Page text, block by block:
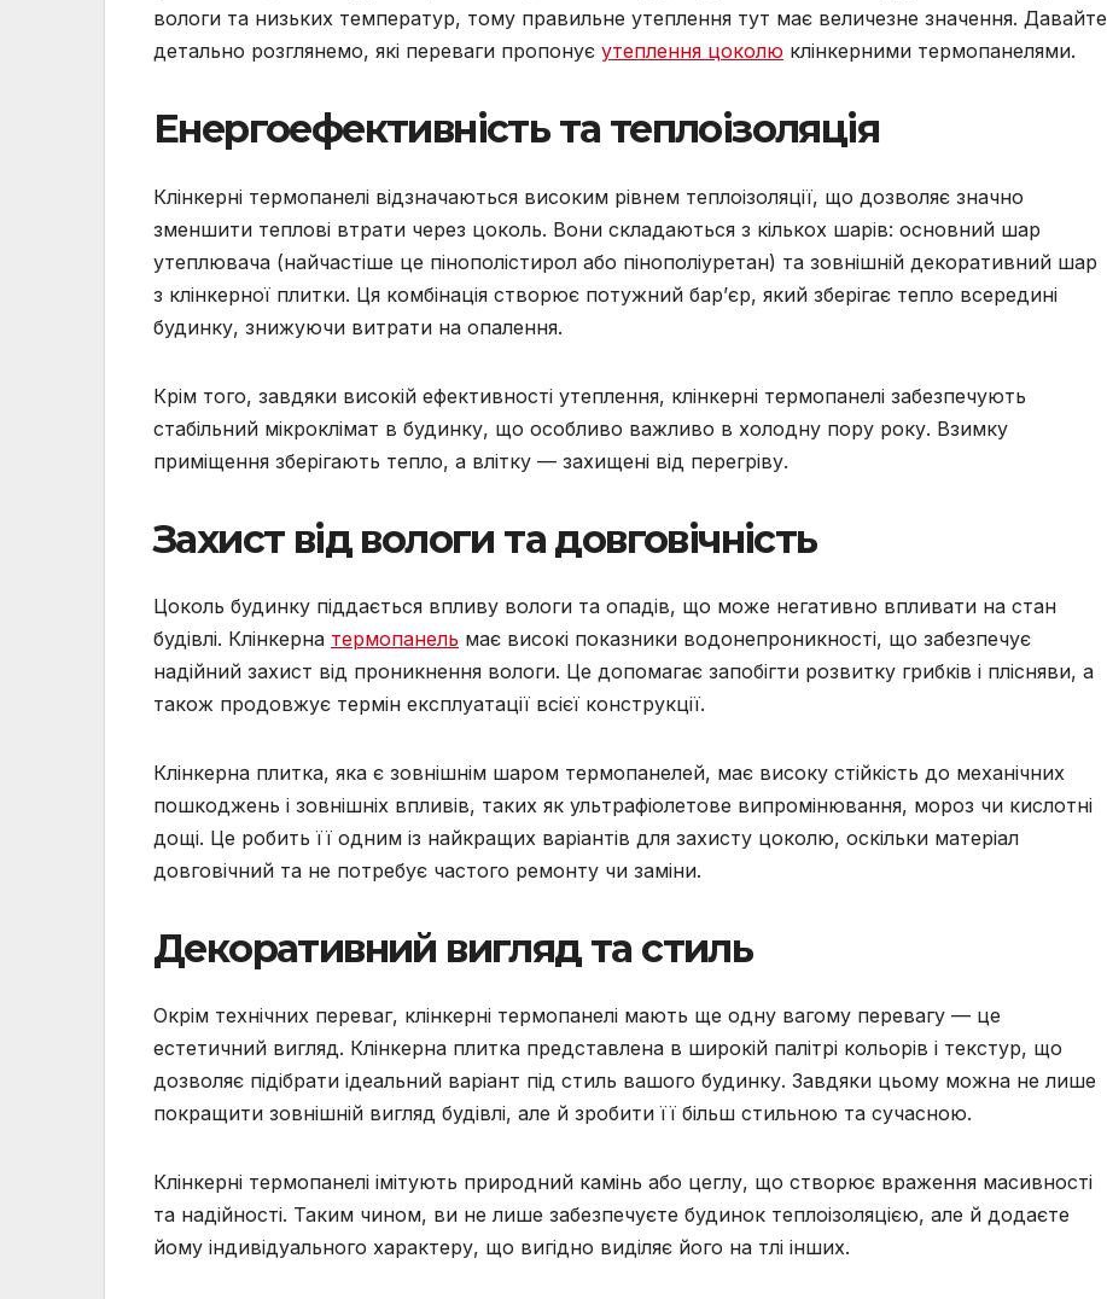
вологи та низьких температур, тому правильне утеплення тут має величезне значення. Давайте
детально розглянемо, які переваги пропонує утеплення цоколю клінкерними термопанелями.
Енергоефективність та теплоізоляція
Клінкерні термопанелі відзначаються високим рівнем теплоізоляції, що дозволяє значно
зменшити теплові втрати через цоколь. Вони складаються з кількох шарів: основний шар
утеплювача (найчастіше це пінополістирол або пінополіуретан) та зовнішній декоративний шар
з клінкерної плитки. Ця комбінація створює потужний бар’єр, який зберігає тепло всередині
будинку, знижуючи витрати на опалення.
Крім того, завдяки високій ефективності утеплення, клінкерні термопанелі забезпечують
стабільний мікроклімат в будинку, що особливо важливо в холодну пору року. Взимку
приміщення зберігають тепло, а влітку — захищені від перегріву.
Захист від вологи та довговічність
Цоколь будинку піддається впливу вологи та опадів, що може негативно впливати на стан
будівлі. Клінкерна термопанель має високі показники водонепроникності, що забезпечує
надійний захист від проникнення вологи. Це допомагає запобігти розвитку грибків і плісняви, а
також продовжує термін експлуатації всієї конструкції.
Клінкерна плитка, яка є зовнішнім шаром термопанелей, має високу стійкість до механічних
пошкоджень і зовнішніх впливів, таких як ультрафіолетове випромінювання, мороз чи кислотні
дощі. Це робить її одним із найкращих варіантів для захисту цоколю, оскільки матеріал
довговічний та не потребує частого ремонту чи заміни.
Декоративний вигляд та стиль
Окрім технічних переваг, клінкерні термопанелі мають ще одну вагому перевагу — це
естетичний вигляд. Клінкерна плитка представлена в широкій палітрі кольорів і текстур, що
дозволяє підібрати ідеальний варіант під стиль вашого будинку. Завдяки цьому можна не лише
покращити зовнішній вигляд будівлі, але й зробити її більш стильною та сучасною.
Клінкерні термопанелі імітують природний камінь або цеглу, що створює враження масивності
та надійності. Таким чином, ви не лише забезпечуєте будинок теплоізоляцією, але й додаєте
йому індивідуального характеру, що вигідно виділяє його на тлі інших.